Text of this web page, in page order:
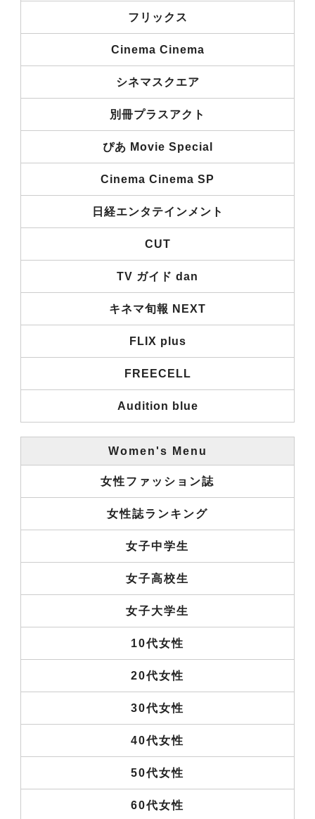
フリックス
Cinema Cinema
シネマスクエア
別冊プラスアクト
ぴあ Movie Special
Cinema Cinema SP
日経エンタテインメント
CUT
TV ガイド dan
キネマ旬報 NEXT
FLIX plus
FREECELL
Audition blue
Women's Menu
女性ファッション誌
女性誌ランキング
女子中学生
女子高校生
女子大学生
10代女性
20代女性
30代女性
40代女性
50代女性
60代女性